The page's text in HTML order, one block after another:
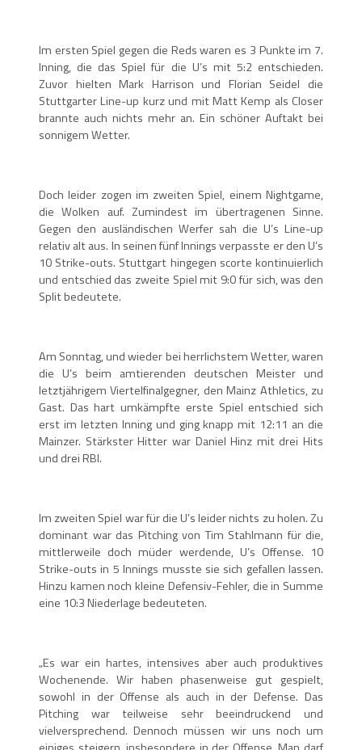
Im ersten Spiel gegen die Reds waren es 3 Punkte im 7.
Inning, die das Spiel für die U’s mit 5:2 entschieden.
Zuvor hielten Mark Harrison und Florian Seidel die
Stuttgarter Line-up kurz und mit Matt Kemp als Closer
brannte auch nichts mehr an. Ein schöner Auftakt bei
sonnigem Wetter.
Doch leider zogen im zweiten Spiel, einem Nightgame,
die Wolken auf. Zumindest im übertragenen Sinne.
Gegen den ausländischen Werfer sah die U’s Line-up
relativ alt aus. In seinen fünf Innings verpasste er den U’s
10 Strike-outs. Stuttgart hingegen scorte kontinuierlich
und entschied das zweite Spiel mit 9:0 für sich, was den
Split bedeutete.
Am Sonntag, und wieder bei herrlichstem Wetter, waren
die U’s beim amtierenden deutschen Meister und
letztjährigem Viertelfinalgegner, den Mainz Athletics, zu
Gast. Das hart umkämpfte erste Spiel entschied sich
erst im letzten Inning und ging knapp mit 12:11 an die
Mainzer. Stärkster Hitter war Daniel Hinz mit drei Hits
und drei RBI.
Im zweiten Spiel war für die U’s leider nichts zu holen. Zu
dominant war das Pitching von Tim Stahlmann für die,
mittlerweile doch müder werdende, U’s Offense. 10
Strike-outs in 5 Innings musste sie sich gefallen lassen.
Hinzu kamen noch kleine Defensiv-Fehler, die in Summe
eine 10:3 Niederlage bedeuteten.
„Es war ein hartes, intensives aber auch produktives
Wochenende. Wir haben phasenweise gut gespielt,
sowohl in der Offense als auch in der Defense. Das
Pitching war teilweise sehr beeindruckend und
vielversprechend. Dennoch müssen wir uns noch um